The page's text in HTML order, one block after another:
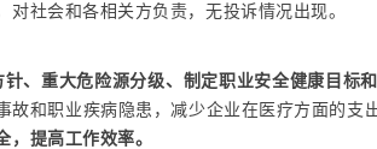
对社会和各相关方负责，无投诉情况出现。
、重大危险源分级、制定职业安全健康目标
故和职业疾病隐患，减少企业在医疗方面的支
，提高工作效率。